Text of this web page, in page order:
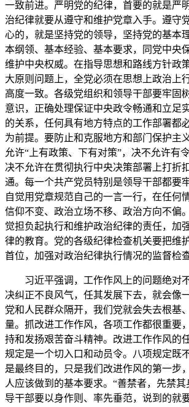
一致前进。严明党的纪律，首要的就是严
治纪律就要从遵守和维护党章入手。遵守
心的，就是坚持党的领导，坚持党的基本
本纲领、基本经验、基本要求，同党中央
维护中央权威。在指导思想和路线方针政
大原则问题上，全党必须在思想上政治上
高度一致。各级党组织和领导干部要牢固
意识，正确处理保证中央政令畅通和立足
的关系，任何具有地方特点的工作部署都
为前提。要防止和克服地方和部门保护主
允许“上有政策、下有对策”，决不允许有
决不允许在贯彻执行中央决策部署上打折
通。每一个共产党员特别是领导干部都要
自觉用党章规范自己的一言一行，在任何
信仰不变、政治立场不移、政治方向不偏
觉担负起执行和维护政治纪律的责任，加
律的教育。党的各级纪律检查机关要把维
首位，加强对政治纪律执行情况的监督检查
习近平强调，工作作风上的问题绝对
决纠正不良风气，任其发展下去，就会像
党和人民群众隔开，我们党就会失去根基
量。抓改进工作作风，各项工作都很重要
持和发扬艰苦奋斗精神。改进工作作风的
规定是一个切入口和动员令。八项规定既
是最终目的，只是我们改进作风的第一步
人应该做到的基本要求。“善禁者，先禁
导干部要以身作则、率先垂范，说到的就